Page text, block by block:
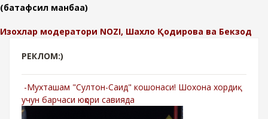
(батафсил манбаа)
Изохлар модератори NOZI, Шахло Қодирова ва Бекзод
РЕКЛОМ:)
-Мухташам "Султон-Саид" кошонаси! Шохона хордиқ
учун барчаси юқори савияда